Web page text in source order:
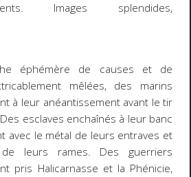
Images splendides,
éphémère de causes et de
mêlées, des marins
à leur anéantissement avant le tir
esclaves enchaînés à leur banc
avec le métal de leurs entraves et
leurs rames. Des guerriers
pris Halicarnasse et la Phénicie,